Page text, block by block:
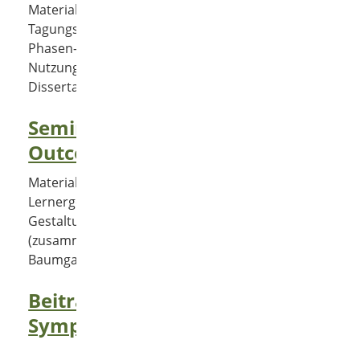
Materialien zum
Tagungsbandbeitrag zum 4-
Phasen-Modell der E-Portfolio-
Nutzung (Teilergebnisse meiner
Dissertation)
Seminar zu Learning
Outcomes 2012
Materialien zur
Lernergebnisorientierung bei der
Gestaltung von Curricula
(zusammen mit Peter
Baumgartner)
Beitrag zum KidZ-
Symposium 2014